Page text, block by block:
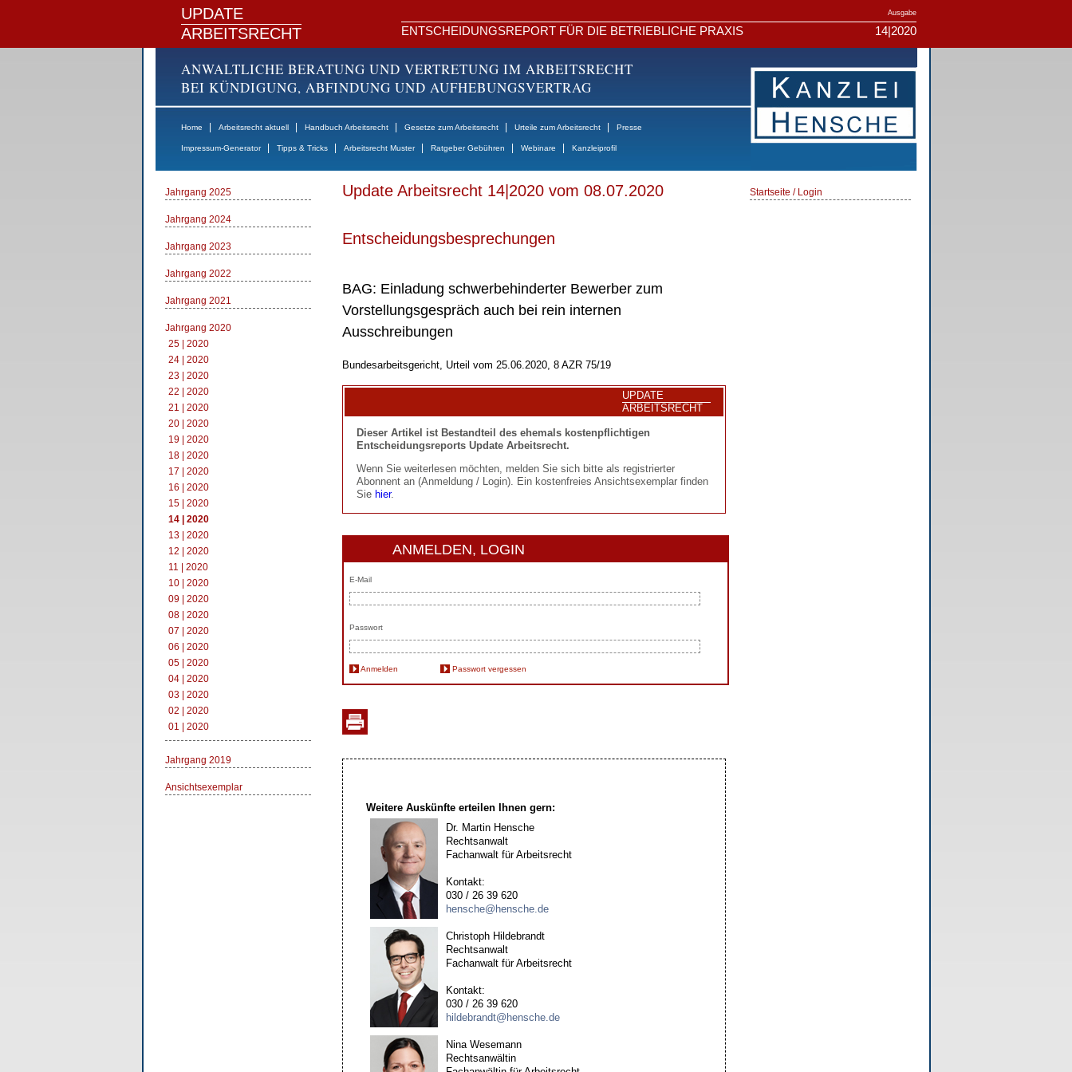
UPDATE
ARBEITSRECHT
Ausgabe
ENTSCHEIDUNGSREPORT FÜR DIE BETRIEBLICHE PRAXIS 14|2020
ANWALTLICHE BERATUNG UND VERTRETUNG IM ARBEITSRECHT
BEI KÜNDIGUNG, ABFINDUNG UND AUFHEBUNGSVERTRAG
Home Arbeitsrecht aktuell Handbuch Arbeitsrecht Gesetze zum Arbeitsrecht Urteile zum Arbeitsrecht Presse
Impressum-Generator Tipps & Tricks Arbeitsrecht Muster Ratgeber Gebühren Webinare Kanzleiprofil
Jahrgang 2025
Jahrgang 2024
Jahrgang 2023
Jahrgang 2022
Jahrgang 2021
Jahrgang 2020
25 | 2020
24 | 2020
23 | 2020
22 | 2020
21 | 2020
20 | 2020
19 | 2020
18 | 2020
17 | 2020
16 | 2020
15 | 2020
14 | 2020
13 | 2020
12 | 2020
11 | 2020
10 | 2020
09 | 2020
08 | 2020
07 | 2020
06 | 2020
05 | 2020
04 | 2020
03 | 2020
02 | 2020
01 | 2020
Jahrgang 2019
Ansichtsexemplar
Update Arbeitsrecht 14|2020 vom 08.07.2020
Entscheidungsbesprechungen
BAG: Einladung schwerbehinderter Bewerber zum
Vorstellungsgespräch auch bei rein internen
Ausschreibungen
Bundesarbeitsgericht, Urteil vom 25.06.2020, 8 AZR 75/19
UPDATE
ARBEITSRECHT
Dieser Artikel ist Bestandteil des ehemals kostenpflichtigen
Entscheidungsreports Update Arbeitsrecht.
Wenn Sie weiterlesen möchten, melden Sie sich bitte als registrierter
Abonnent an (Anmeldung / Login). Ein kostenfreies Ansichtsexemplar finden
Sie hier.
ANMELDEN, LOGIN
E-Mail
Passwort
Anmelden Passwort vergessen
Weitere Auskünfte erteilen Ihnen gern:
Dr. Martin Hensche
Rechtsanwalt
Fachanwalt für Arbeitsrecht
Kontakt:
030 / 26 39 620
hensche@hensche.de
Christoph Hildebrandt
Rechtsanwalt
Fachanwalt für Arbeitsrecht
Kontakt:
030 / 26 39 620
hildebrandt@hensche.de
Nina Wesemann
Rechtsanwältin
Startseite / Login